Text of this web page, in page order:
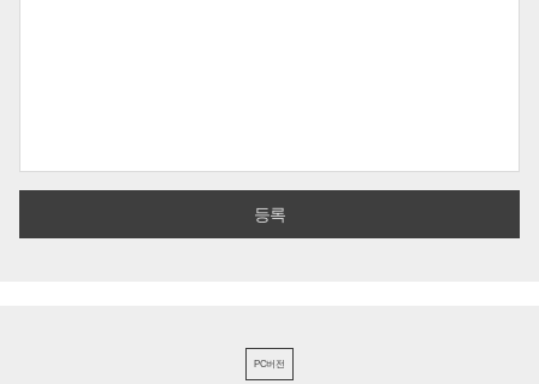
PC버전